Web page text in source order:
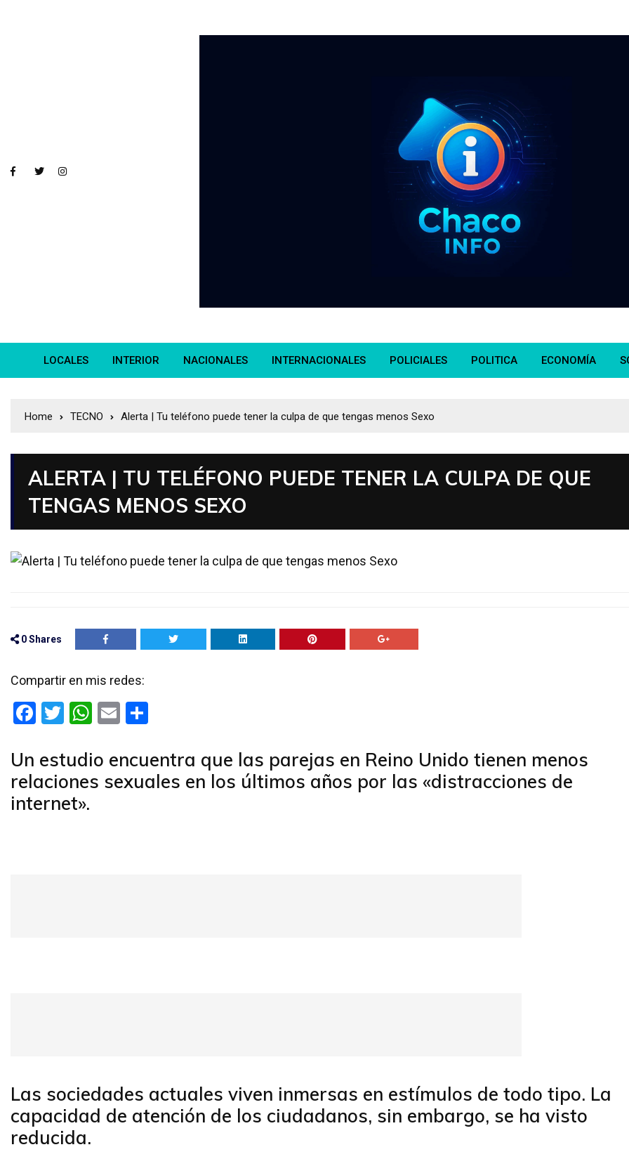
LOCALES INTERIOR NACIONALES INTERNACIONALES POLICIALES POLITICA ECONOMÍA
Home TECNO Alerta | Tu teléfono puede tener la culpa de que tengas menos Sexo
ALERTA | TU TELÉFONO PUEDE TENER LA CULPA DE QUE
TENGAS MENOS SEXO
0Shares
Compartir en mis redes:
F
ce
b
o
T
tt
er
W
at
s
E
ail m
p
Un estudio encuentra que las parejas en Reino Unido tienen menos
relaciones sexuales en los últimos años por las «distracciones de
internet».
Las sociedades actuales viven inmersas en estímulos de todo tipo. La
capacidad de atención de los ciudadanos, sin embargo, se ha visto
reducida.